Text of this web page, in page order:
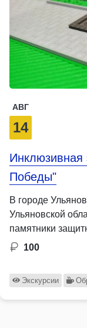
АВГ
14
Инклюзивная
Победы"
В городе
Ульяновской
памятники
100
Экскурсии